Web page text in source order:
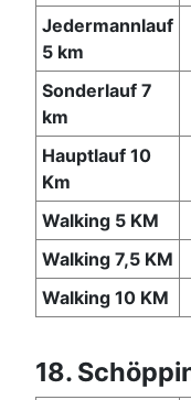
Jedermannlauf
5 km
Sonderlauf 7
km
Hauptlauf 10
Km
Walking 5 KM
Walking 7,5 KM
Walking 10 KM
18.